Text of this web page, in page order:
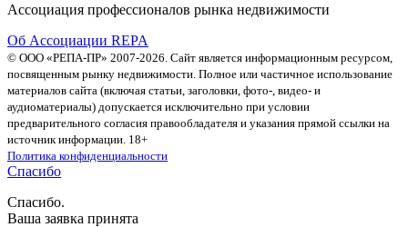
Ассоциация профессионалов рынка недвижимости
Об Ассоциации REPA
© ООО «РЕПА-ПР» 2007-2026. Сайт является информационным ресурсом,
посвященным рынку недвижимости. Полное или частичное использование
материалов сайта (включая статьи, заголовки, фото-, видео- и
аудиоматериалы) допускается исключительно при условии
предварительного согласия правообладателя и указания прямой ссылки на
источник информации. 18+
Политика конфиденциальности
Спасибо
Спасибо.
Ваша заявка принята